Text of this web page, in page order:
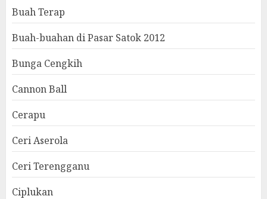
Buah Terap
Buah-buahan di Pasar Satok 2012
Bunga Cengkih
Cannon Ball
Cerapu
Ceri Aserola
Ceri Terengganu
Ciplukan